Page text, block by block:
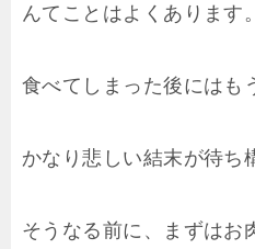
んてことはよくあります。
食べてしまった後にはも
かなり悲しい結末が待ち
そうなる前に、まずはお